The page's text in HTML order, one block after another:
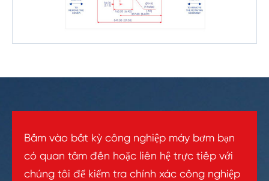
Bấm vào bất kỳ công nghiệp máy bơm bạn
có quan tâm đến hoặc liên hệ trực tiếp với
chúng tôi để kiểm tra chính xác công nghiệp